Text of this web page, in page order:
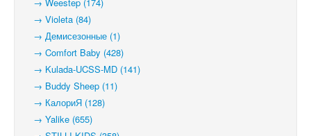
→ Violeta (84)
→ Демисезонные (1)
→ Comfort Baby (428)
→ Kulada-UCSS-MD (141)
→ Buddy Sheep (11)
→ КалориЯ (128)
→ Yalike (655)